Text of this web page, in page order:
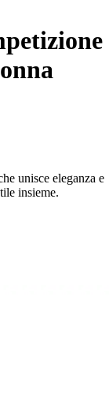
unisce eleganza e
insieme.